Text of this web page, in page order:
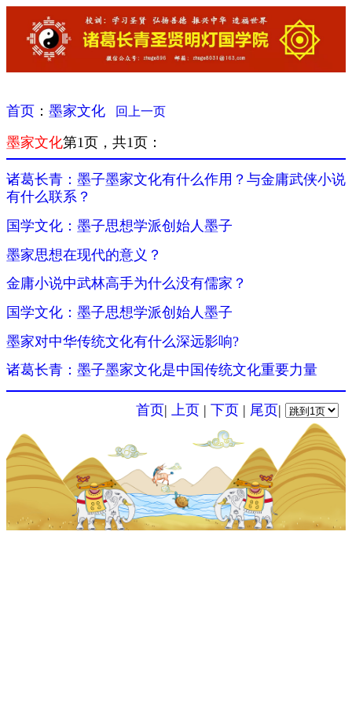
首页 ： 墨家文化 回上一页
墨家文化第1页，共1页：
诸葛长青：墨子墨家文化有什么作用？与金庸武侠小说
有什么联系？
国学文化：墨子思想学派创始人墨子
墨家思想在现代的意义？
金庸小说中武林高手为什么没有儒家？
国学文化：墨子思想学派创始人墨子
墨家对中华传统文化有什么深远影响?
诸葛长青：墨子墨家文化是中国传统文化重要力量
首页| 上页 | 下页 | 尾页|